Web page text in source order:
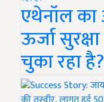
एथेनॉल का
ऊर्जा
चुका रहा है?